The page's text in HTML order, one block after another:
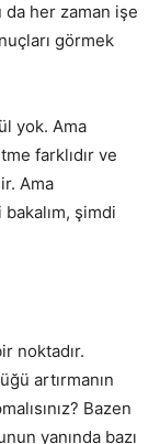
her zaman işe
görmek
yok. Ama
farklıdır ve
Ama
şimdi
noktadır.
artırmanın
Bazen
yanında bazı